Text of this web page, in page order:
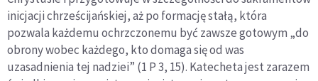
inicjacji chrześcijańskiej, aż po formację stałą, która
pozwala każdemu ochrzczonemu być zawsze gotowym „do
obrony wobec każdego, kto domaga się od was
uzasadnienia tej nadziei” (1 P 3, 15). Katecheta jest zarazem